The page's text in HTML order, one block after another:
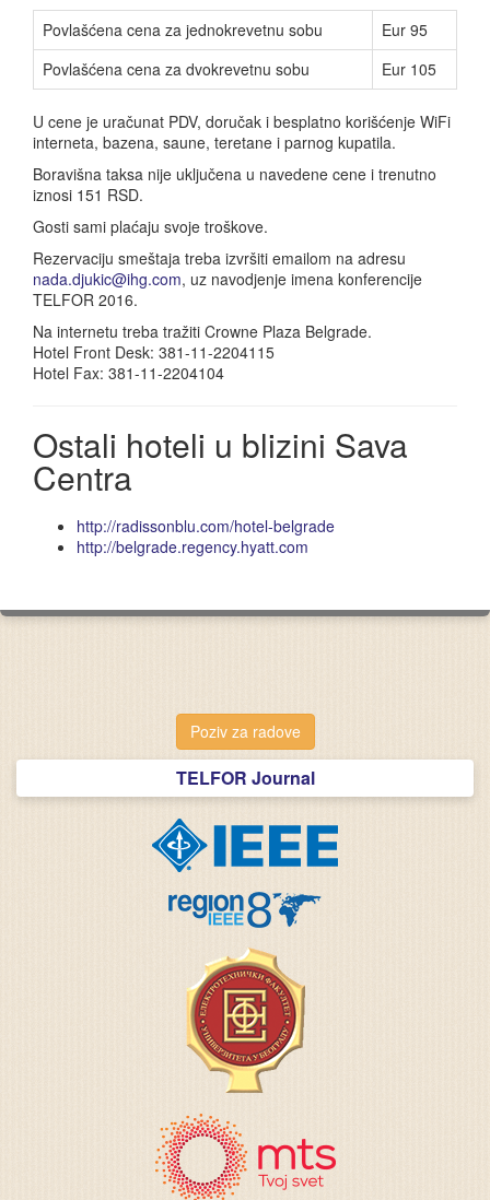
Povlašćena cena za jednokrevetnu sobu
Eur 95
Povlašćena cena za dvokrevetnu sobu
Eur 105
U cene je uračunat PDV, doručak i besplatno korišćenje WiFi
interneta, bazena, saune, teretane i parnog kupatila.
Boravišna taksa nije uključena u navedene cene i trenutno
iznosi 151 RSD.
Gosti sami plaćaju svoje troškove.
Rezervaciju smeštaja treba izvršiti emailom na adresu
nada.djukic@ihg.com, uz navodjenje imena konferencije
TELFOR 2016.
Na internetu treba tražiti Crowne Plaza Belgrade.
Hotel Front Desk: 381-11-2204115
Hotel Fax: 381-11-2204104
Ostali hoteli u blizini Sava
Centra
http://radissonblu.com/hotel-belgrade
http://belgrade.regency.hyatt.com
Poziv za radove
TELFOR Journal